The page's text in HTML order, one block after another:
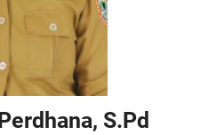
S.Pd